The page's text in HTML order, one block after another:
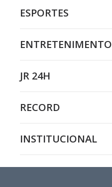
ESPORTES
ENTRETENIMENTO
JR 24H
RECORD
INSTITUCIONAL